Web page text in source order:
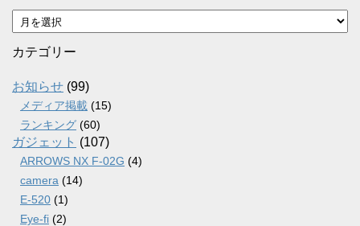
ア
ー
カ
ブ
カテゴリー
お知らせ (99)
メディア掲載 (15)
ランキング (60)
ガジェット (107)
ARROWS NX F-02G (4)
camera (14)
E-520 (1)
Eye-fi (2)